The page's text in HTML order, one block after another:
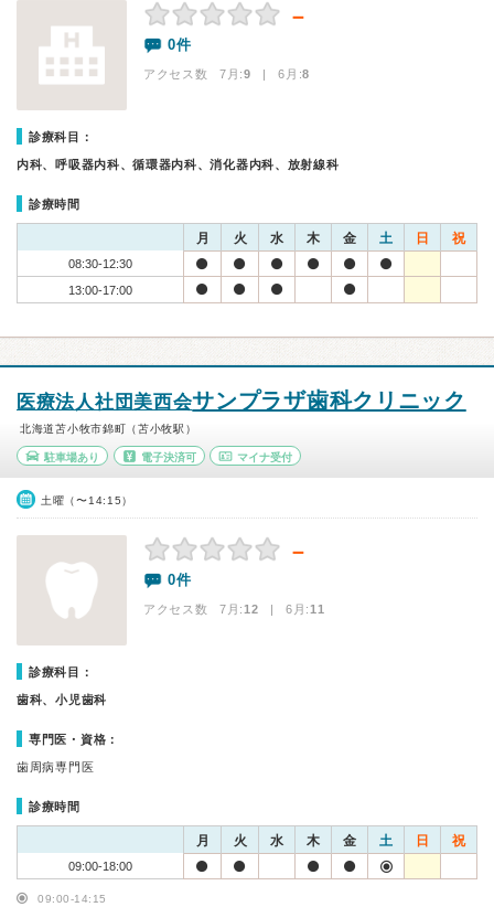
－
0件
アクセス数 7月:9 | 6月:8
診療科目：
内科、呼吸器内科、循環器内科、消化器内科、放射線科
診療時間
月 火 水 木 金 土 日 祝
08:30-12:30
13:00-17:00
医療法人社団美西会サンプラザ歯科クリニック
北海道苫小牧市錦町（苫小牧駅）
駐車場あり 電子決済可 マイナ受付
土曜（〜14:15）
－
0件
アクセス数 7月:12 | 6月:11
診療科目：
歯科、小児歯科
専門医・資格：
歯周病専門医
診療時間
月 火 水 木 金 土 日 祝
09:00-18:00
09:00-14:15